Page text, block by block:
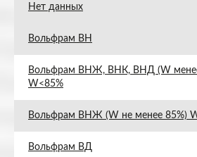
Нет данных
Вольфрам ВН
Вольфрам ВНЖ, ВНК, ВНД (W
W<85%
Вольфрам ВНЖ (W не менее 85%)
Вольфрам ВД